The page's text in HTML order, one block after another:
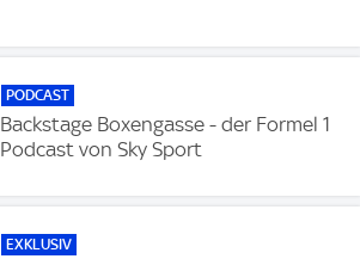
PODCAST
Backstage Boxengasse - der Formel 1
Podcast von Sky Sport
EXKLUSIV